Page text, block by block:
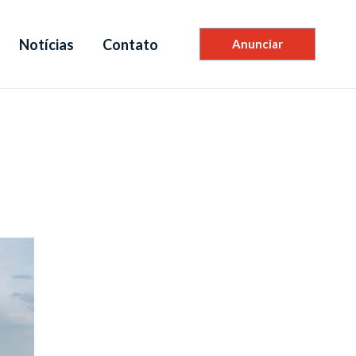
Notícias Contato Anunciar